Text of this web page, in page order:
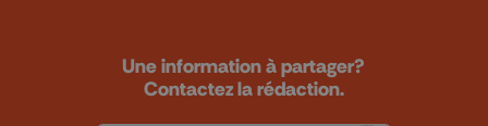
Une information à partager?
Contactez la rédaction.